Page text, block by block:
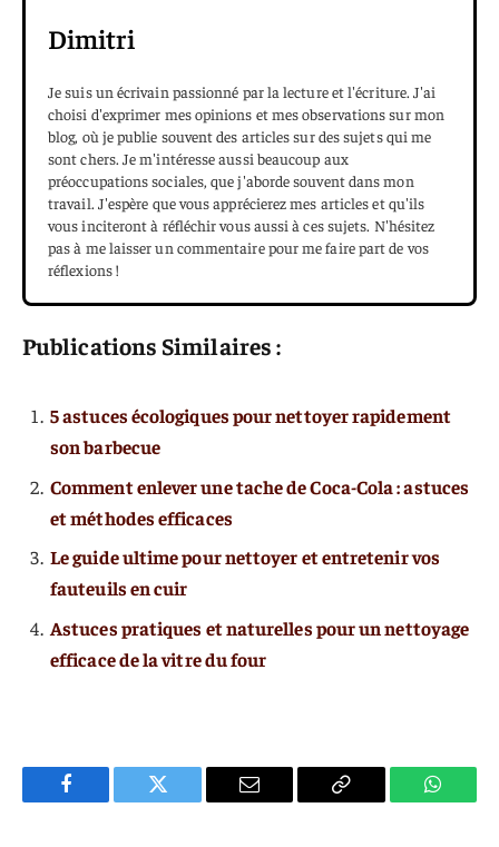
Dimitri
Je suis un écrivain passionné par la lecture et l'écriture. J'ai
choisi d'exprimer mes opinions et mes observations sur mon
blog, où je publie souvent des articles sur des sujets qui me
sont chers. Je m'intéresse aussi beaucoup aux
préoccupations sociales, que j'aborde souvent dans mon
travail. J'espère que vous apprécierez mes articles et qu'ils
vous inciteront à réfléchir vous aussi à ces sujets. N'hésitez
pas à me laisser un commentaire pour me faire part de vos
réflexions !
Publications Similaires :
5 astuces écologiques pour nettoyer rapidement
son barbecue
Comment enlever une tache de Coca-Cola : astuces
et méthodes efficaces
Le guide ultime pour nettoyer et entretenir vos
fauteuils en cuir
Astuces pratiques et naturelles pour un nettoyage
efficace de la vitre du four
Facebook Twitter
E-
Copier